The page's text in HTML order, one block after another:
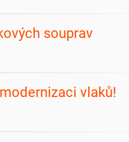
souprav
vlaků!